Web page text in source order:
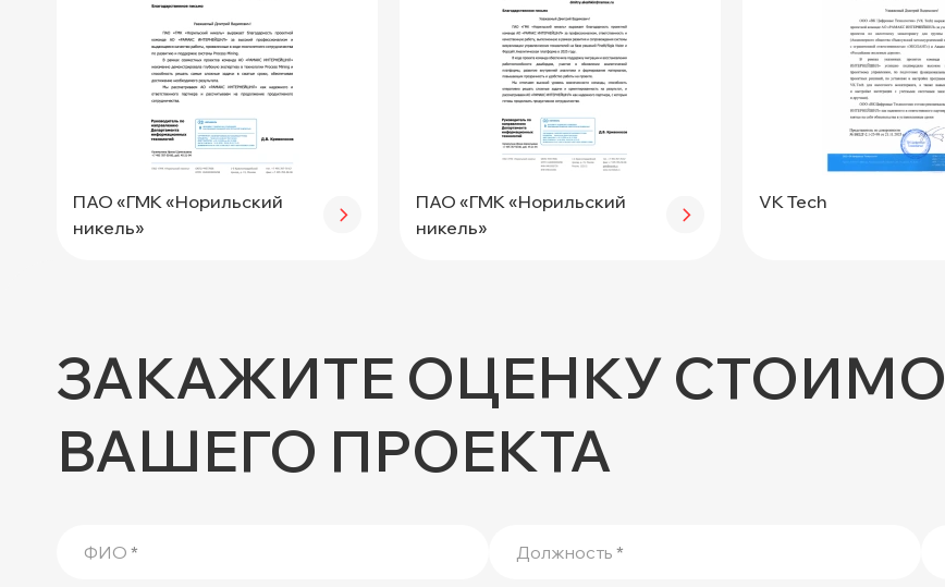
Транспортная
ПАО «ГМК «Норильский
никель»
ПАО «ГМК «Норильский
никель»
VK Tech
ЗАКАЖИТЕ ОЦЕНКУ
ВАШЕГО ПРОЕКТА
ФИО * Должность *